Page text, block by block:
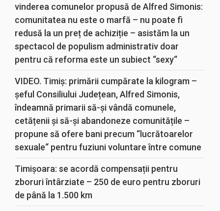
vinderea comunelor propusă de Alfred Simonis:
comunitatea nu este o marfă – nu poate fi
redusă la un preț de achiziție – asistăm la un
spectacol de populism administrativ doar
pentru că reforma este un subiect “sexy“
VIDEO. Timiș: primării cumpărate la kilogram –
șeful Consiliului Județean, Alfred Simonis,
îndeamnă primarii să-și vândă comunele,
cetățenii și să-și abandoneze comunitățile –
propune să ofere bani precum “lucrătoarelor
sexuale“ pentru fuziuni voluntare între comune
Timișoara: se acordă compensații pentru
zboruri întârziate – 250 de euro pentru zboruri
de până la 1.500 km